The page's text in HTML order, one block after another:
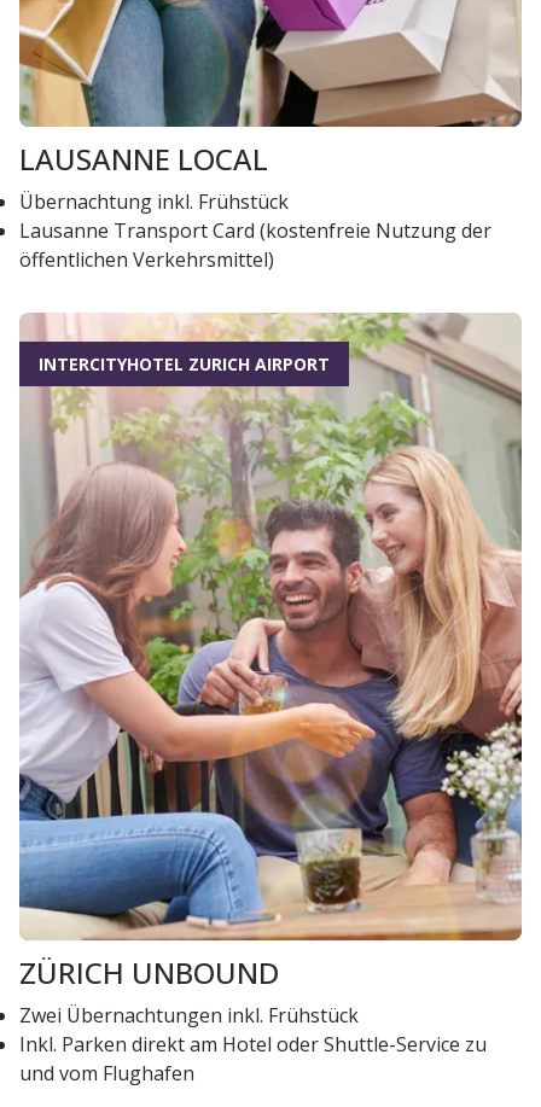
LAUSANNE LOCAL
Übernachtung inkl. Frühstück
Lausanne Transport Card (kostenfreie Nutzung der
öffentlichen Verkehrsmittel)
INTERCITYHOTEL ZURICH AIRPORT
ZÜRICH UNBOUND
Zwei Übernachtungen inkl. Frühstück
Inkl. Parken direkt am Hotel oder Shuttle-Service zu
und vom Flughafen